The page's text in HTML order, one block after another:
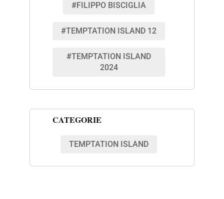
#FILIPPO BISCIGLIA
#TEMPTATION ISLAND 12
#TEMPTATION ISLAND
2024
CATEGORIE
TEMPTATION ISLAND